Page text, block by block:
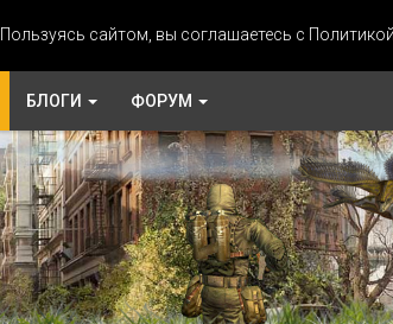
сайтом, вы соглашаетесь с
БЛОГИ ФОРУМ